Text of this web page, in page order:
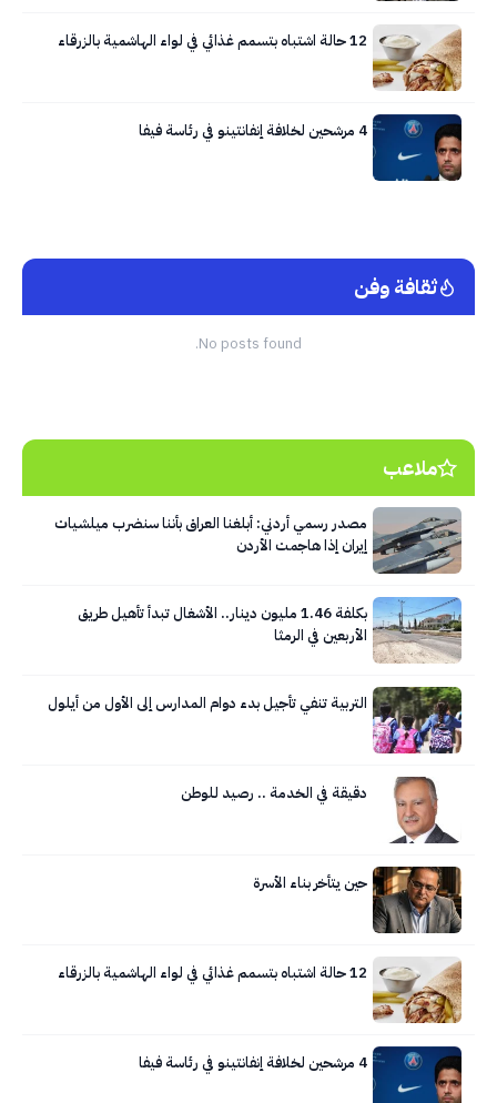
12 حالة اشتباه بتسمم غذائي في لواء الهاشمية بالزرقاء
4 مرشحين لخلافة إنفانتينو في رئاسة فيفا
ثقافة وفن
No posts found.
ملاعب
مصدر رسمي أردني: أبلغنا العراق بأننا سنضرب ميلشيات
إيران إذا هاجمت الأردن
بكلفة 1.46 مليون دينار.. الأشغال تبدأ تأهيل طريق
الأربعين في الرمثا
التربية تنفي تأجيل بدء دوام المدارس إلى الأول من أيلول
دقيقة في الخدمة .. رصيد للوطن
حين يتأخر بناء الأسرة
12 حالة اشتباه بتسمم غذائي في لواء الهاشمية بالزرقاء
4 مرشحين لخلافة إنفانتينو في رئاسة فيفا